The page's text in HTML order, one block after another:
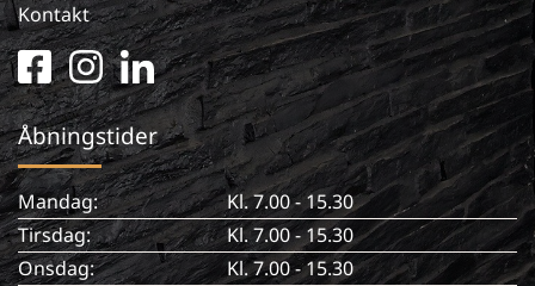
Kontakt
facebook
square
instagram
linkedin
in
Åbningstider
Mandag:
Kl. 7.00 - 15.30
Tirsdag:
Kl. 7.00 - 15.30
Onsdag:
Kl. 7.00 - 15.30